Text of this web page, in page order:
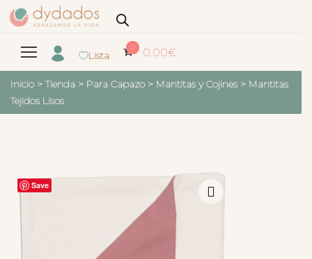
Lista
0 0.00€
Inicio > Tienda > Para Capazo > Mantitas y Cojines > Mantitas
Tejidos Lisos
Save